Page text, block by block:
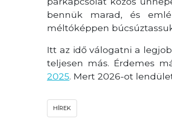
bennük marad, és
méltóképpen
Itt az idő válogatni a
teljesen más. Érdemes
2025. Mert 2026-ot
HÍREK